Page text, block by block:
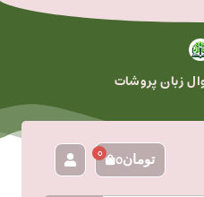
زبان پروشات
تومان0
0سبد
خرید